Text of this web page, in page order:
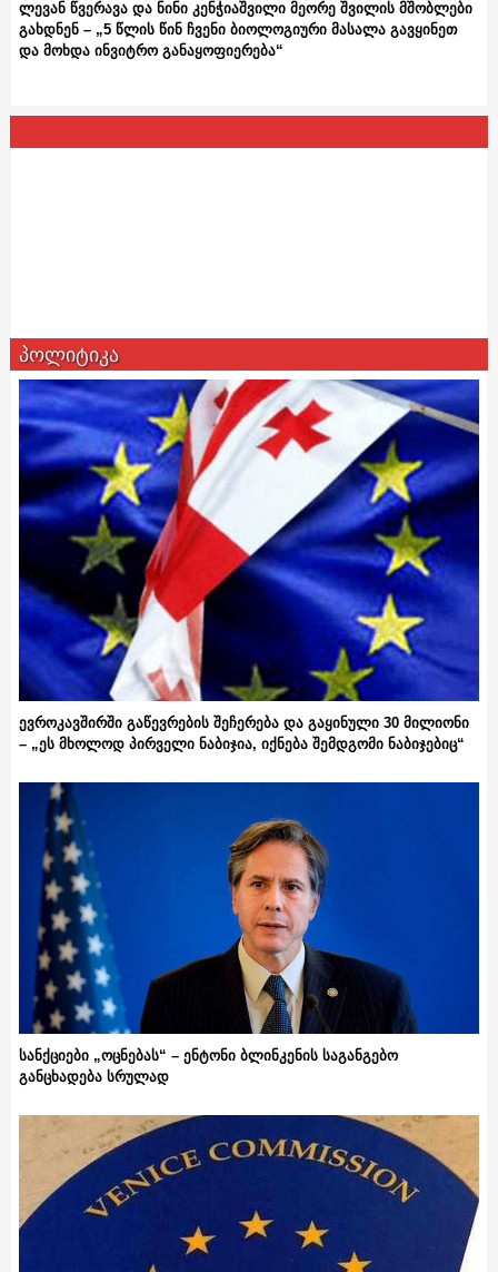
ლევან წვერავა და ნინი კენჭიაშვილი მეორე შვილის მშობლები
გახდნენ – „5 წლის წინ ჩვენი ბიოლოგიური მასალა გავყინეთ
და მოხდა ინვიტრო განაყოფიერება“
პოლიტიკა
ევროკავშირში გაწევრების შეჩერება და გაყინული 30 მილიონი
– „ეს მხოლოდ პირველი ნაბიჯია, იქნება შემდგომი ნაბიჯებიც“
სანქციები „ოცნებას“ – ენტონი ბლინკენის საგანგებო
განცხადება სრულად